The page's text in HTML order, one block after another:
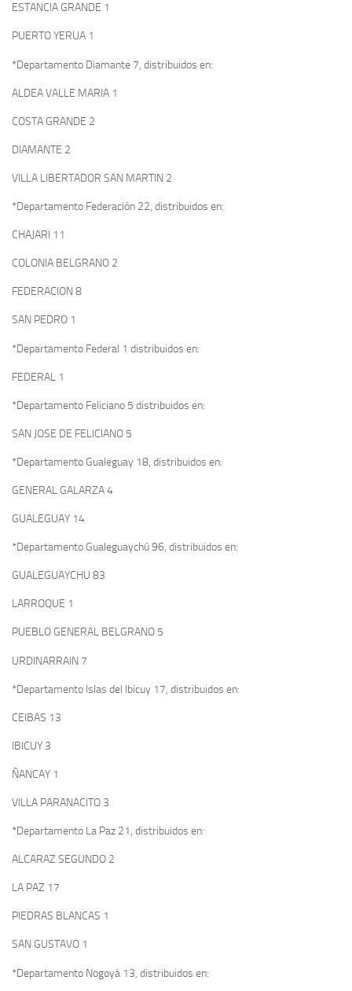
ESTANCIA GRANDE 1
PUERTO YERUA 1
*Departamento Diamante 7, distribuidos en:
ALDEA VALLE MARIA 1
COSTA GRANDE 2
DIAMANTE 2
VILLA LIBERTADOR SAN MARTIN 2
*Departamento Federación 22, distribuidos en:
CHAJARI 11
COLONIA BELGRANO 2
FEDERACION 8
SAN PEDRO 1
*Departamento Federal 1 distribuidos en:
FEDERAL 1
*Departamento Feliciano 5 distribuidos en:
SAN JOSE DE FELICIANO 5
*Departamento Gualeguay 18, distribuidos en:
GENERAL GALARZA 4
GUALEGUAY 14
*Departamento Gualeguaychú 96, distribuidos en:
GUALEGUAYCHU 83
LARROQUE 1
PUEBLO GENERAL BELGRANO 5
URDINARRAIN 7
*Departamento Islas del Ibicuy 17, distribuidos en:
CEIBAS 13
IBICUY 3
ÑANCAY 1
VILLA PARANACITO 3
*Departamento La Paz 21, distribuidos en:
ALCARAZ SEGUNDO 2
LA PAZ 17
PIEDRAS BLANCAS 1
SAN GUSTAVO 1
*Departamento Nogoyá 13, distribuidos en: